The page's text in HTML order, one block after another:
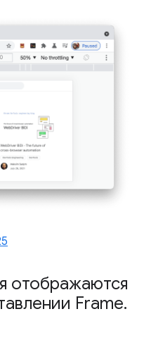
отображаются
Frame.